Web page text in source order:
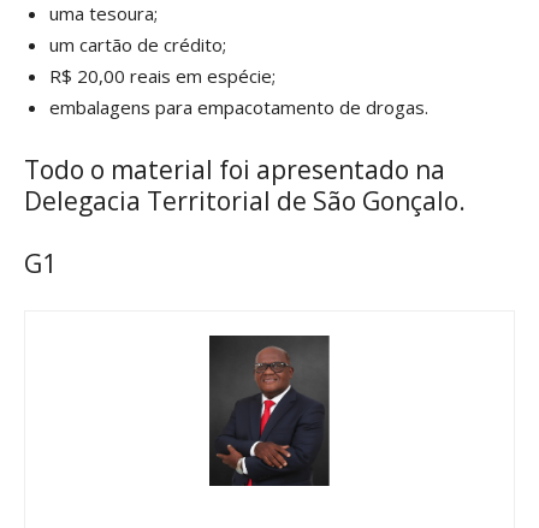
uma tesoura;
um cartão de crédito;
R$ 20,00 reais em espécie;
embalagens para empacotamento de drogas.
Todo o material foi apresentado na
Delegacia Territorial de São Gonçalo.
G1